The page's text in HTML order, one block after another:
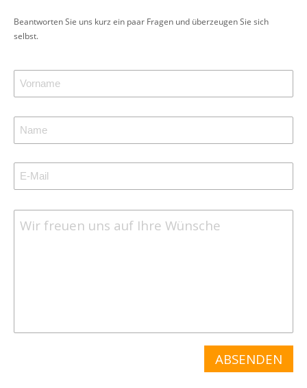
Beantworten Sie uns kurz ein paar Fragen und überzeugen Sie sich
selbst.